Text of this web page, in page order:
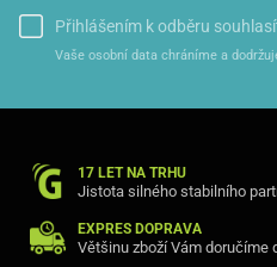
Přihlášením k odběru
Vaše osobní data chráníme a
17 LET NA TRHU
Jistota silného stabilního
EXPRES DOPRAVA
Většinu zboží Vám doručíme